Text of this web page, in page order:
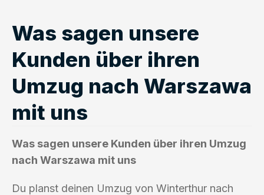
Was sagen unsere
Kunden über ihren
Umzug nach Warszawa
mit uns
Was sagen unsere Kunden über ihren Umzug
nach Warszawa mit uns
Du planst deinen Umzug von Winterthur nach